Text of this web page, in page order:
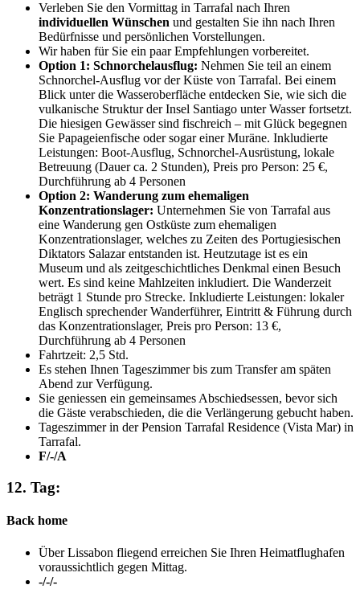
Verleben Sie den Vormittag in Tarrafal nach Ihren
individuellen Wünschen und gestalten Sie ihn nach Ihren
Bedürfnisse und persönlichen Vorstellungen.
Wir haben für Sie ein paar Empfehlungen vorbereitet.
Option 1: Schnorchelausflug: Nehmen Sie teil an einem
Schnorchel-Ausflug vor der Küste von Tarrafal. Bei einem
Blick unter die Wasseroberfläche entdecken Sie, wie sich die
vulkanische Struktur der Insel Santiago unter Wasser fortsetzt.
Die hiesigen Gewässer sind fischreich – mit Glück begegnen
Sie Papageienfische oder sogar einer Muräne. Inkludierte
Leistungen: Boot-Ausflug, Schnorchel-Ausrüstung, lokale
Betreuung (Dauer ca. 2 Stunden), Preis pro Person: 25 €,
Durchführung ab 4 Personen
Option 2: Wanderung zum ehemaligen
Konzentrationslager: Unternehmen Sie von Tarrafal aus
eine Wanderung gen Ostküste zum ehemaligen
Konzentrationslager, welches zu Zeiten des Portugiesischen
Diktators Salazar entstanden ist. Heutzutage ist es ein
Museum und als zeitgeschichtliches Denkmal einen Besuch
wert. Es sind keine Mahlzeiten inkludiert. Die Wanderzeit
beträgt 1 Stunde pro Strecke. Inkludierte Leistungen: lokaler
Englisch sprechender Wanderführer, Eintritt & Führung durch
das Konzentrationslager, Preis pro Person: 13 €,
Durchführung ab 4 Personen
Fahrtzeit: 2,5 Std.
Es stehen Ihnen Tageszimmer bis zum Transfer am späten
Abend zur Verfügung.
Sie geniessen ein gemeinsames Abschiedsessen, bevor sich
die Gäste verabschieden, die die Verlängerung gebucht haben.
Tageszimmer in der Pension Tarrafal Residence (Vista Mar) in
Tarrafal.
F/-/A
12. Tag:
Back home
Über Lissabon fliegend erreichen Sie Ihren Heimatflughafen
voraussichtlich gegen Mittag.
-/-/-